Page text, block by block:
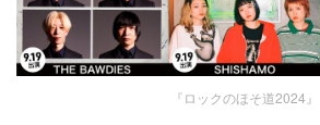
『ロックのほそ道2024』